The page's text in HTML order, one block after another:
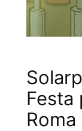
Festa
Roma